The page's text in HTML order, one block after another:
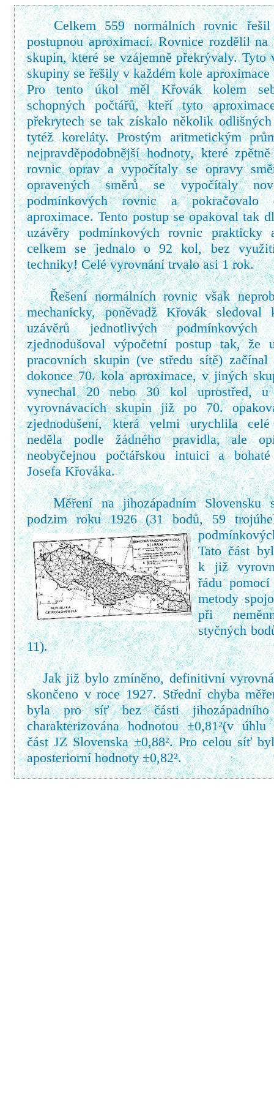
Celkem 559 normálních rovnic
postupnou aproximací. Rovnice rozdělil na
skupin, které se vzájemně překrývaly. Tyto
skupiny se řešily v každém kole aproximace
Pro tento úkol měl Křovák kolem
schopných počtářů, kteří tyto
překrytech se tak získalo několik
tytéž koreláty. Prostým aritmetickým
nejpravděpodobnější hodnoty, které
rovnic oprav a vypočítaly se opravy
opravených směrů se vypočítaly
podmínkových rovnic a pokračovalo
aproximace. Tento postup se opakoval tak
uzávěry podmínkových rovnic prakticky
celkem se jednalo o 92 kol, bez
techniky! Celé vyrovnání trvalo asi 1 rok.
Řešení normálních rovnic však
mechanicky, poněvadž Křovák sledoval
uzávěrů jednotlivých
zjednodušoval výpočetní postup tak, že
pracovních skupin (ve středu sítě)
dokonce 70. kola aproximace, v jiných
vynechal 20 nebo 30 kol uprostřed, u
vyrovnávacích skupin již po 70.
zjednodušení, která velmi urychlila
neděla podle žádného pravidla, ale
neobyčejnou počtářskou intuici a bohaté
Josefa Křováka.
Měření na jihozápadním Slovensku
podzim roku 1926 (31 bodů, 59
Tato část
k již
řádu
metody
při
styčných
11).
Jak již bylo zmíněno, definitivní
skončeno v roce 1927. Střední chyba
byla pro síť bez části jihozápadního
charakterizována hodnotou±0,81²(v úhlu
část JZ Slovenska±0,88². Pro celou síť
aposteriorní hodnoty±0,82².